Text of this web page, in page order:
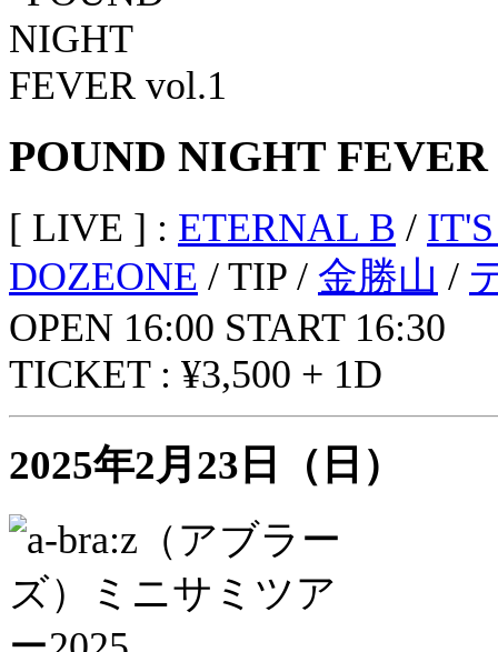
POUND NIGHT FEVER
[ LIVE ] : ETERNAL B /
DOZEONE / TIP / 金勝山 /
OPEN 16:00 START 16:30
TICKET : ¥3,500 + 1D
2025年2月23日（日）